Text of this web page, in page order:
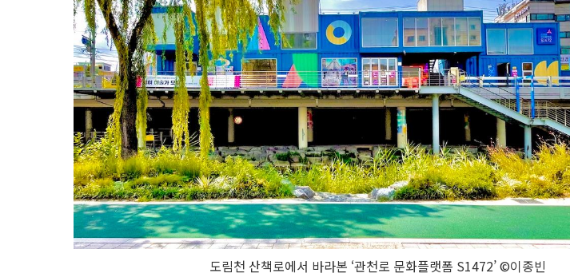
도림천 산책로에서 바라본 ‘관천로 문화플랫폼 S1472’ ©이종빈